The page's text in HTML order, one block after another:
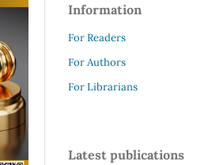
Information
For Readers
For Authors
For Librarians
Latest publications